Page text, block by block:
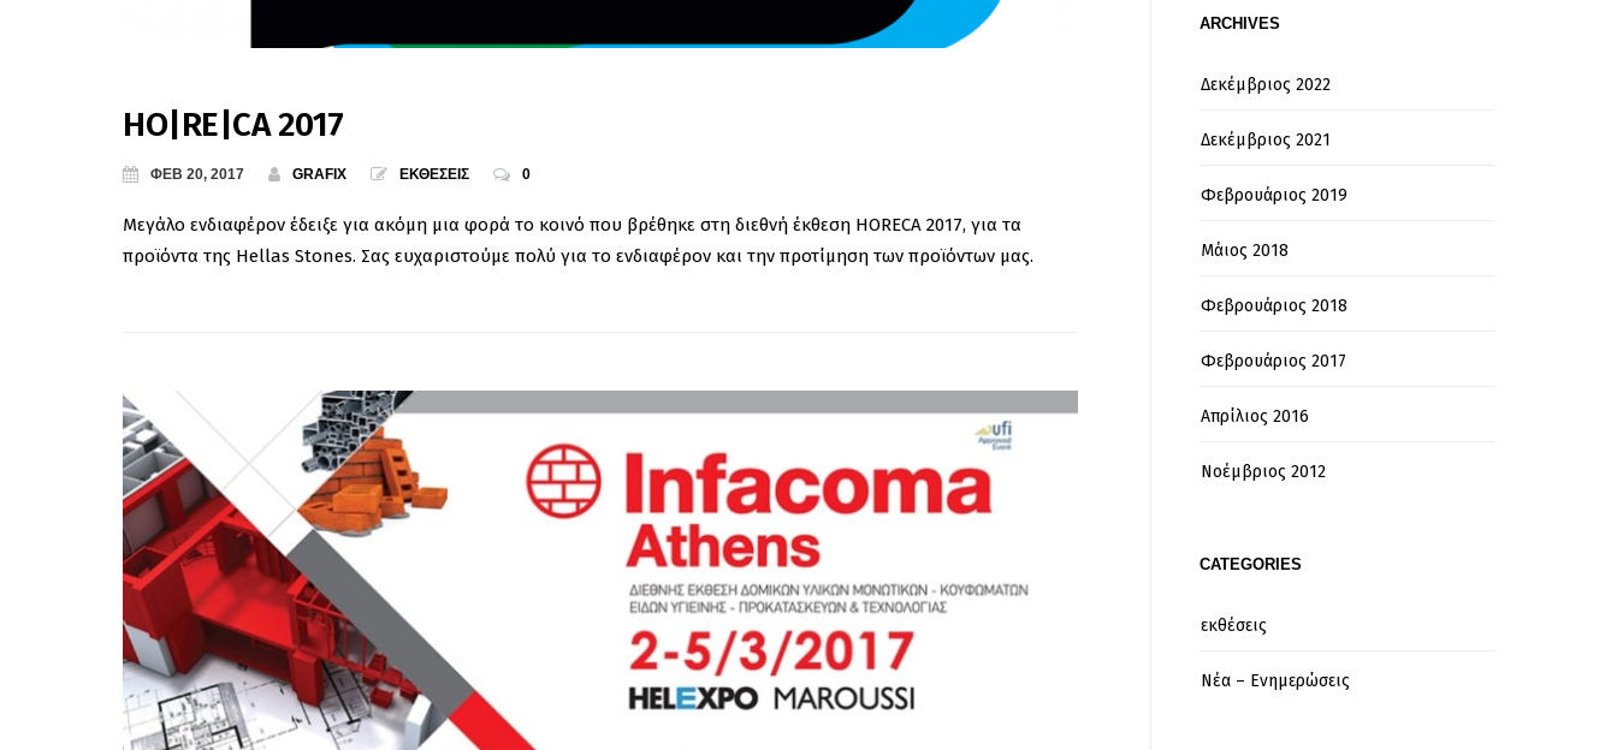
HO|RE|CA 2017
ΦΕΒ 20, 2017 GRAFIX ΕΚΘΕΣΕΙΣ 0
Μεγάλο ενδιαφέρον έδειξε για ακόμη μια φορά το κοινό που βρέθηκε στη διεθνή έκθεση HORECA 2017, για τα
προϊόντα της Hellas Stones. Σας ευχαριστούμε πολύ για το ενδιαφέρον και την προτίμηση των προϊόντων μας.
ARCHIVES
Δεκέμβριος 2022
Δεκέμβριος 2021
Φεβρουάριος 2019
Μάιος 2018
Φεβρουάριος 2018
Φεβρουάριος 2017
Απρίλιος 2016
Νοέμβριος 2012
CATEGORIES
εκθέσεις
Νέα – Ενημερώσεις